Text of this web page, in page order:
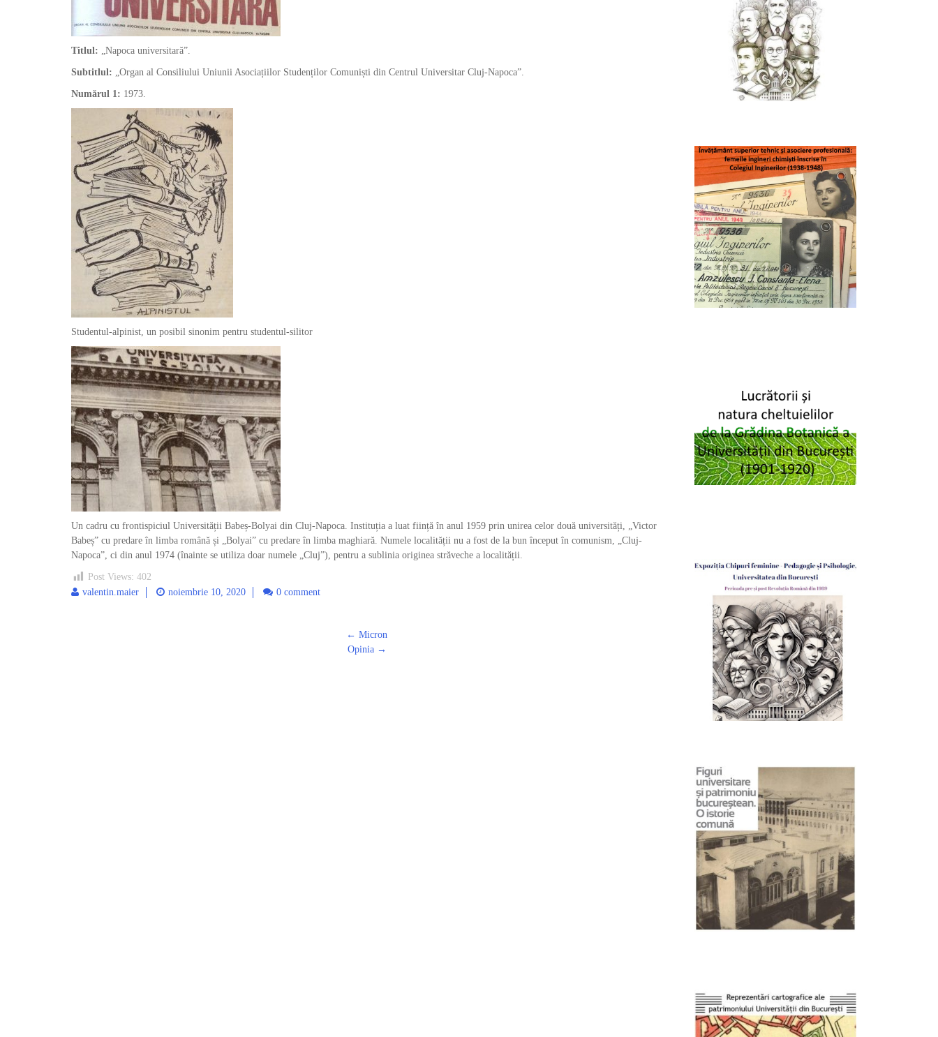
Titlul: „Napoca universitară”.
Subtitlul: „Organ al Consiliului Uniunii Asociațiilor Studenților Comuniști din Centrul Universitar Cluj-Napoca”.
Numărul 1: 1973.
Studentul-alpinist, un posibil sinonim pentru studentul-silitor
Un cadru cu frontispiciul Universității Babeș-Bolyai din Cluj-Napoca. Instituția a luat ființă în anul 1959 prin unirea celor două universități, „Victor
Babeș” cu predare în limba română și „Bolyai” cu predare în limba maghiară. Numele localității nu a fost de la bun început în comunism, „Cluj-
Napoca”, ci din anul 1974 (înainte se utiliza doar numele „Cluj”), pentru a sublinia originea străveche a localității.
Post Views: 402
valentin.maier
noiembrie 10, 2020 0 comment
← Micron
Opinia →